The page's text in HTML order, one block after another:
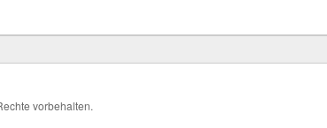
vorbehalten.